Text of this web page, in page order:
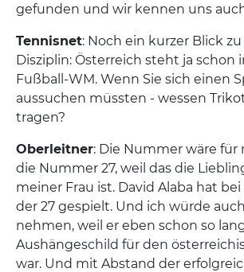
gefunden und wir kennen uns
Tennisnet: Noch ein kurzer Blick
Disziplin: Österreich steht ja schon
Fußball-WM. Wenn Sie sich einen
aussuchen müssten - wessen
tragen?
Oberleitner: Die Nummer wäre
die Nummer 27, weil das die
meiner Frau ist. David Alaba hat
der 27 gespielt. Und ich würde
nehmen, weil er eben schon so
Aushängeschild für den
war. Und mit Abstand der